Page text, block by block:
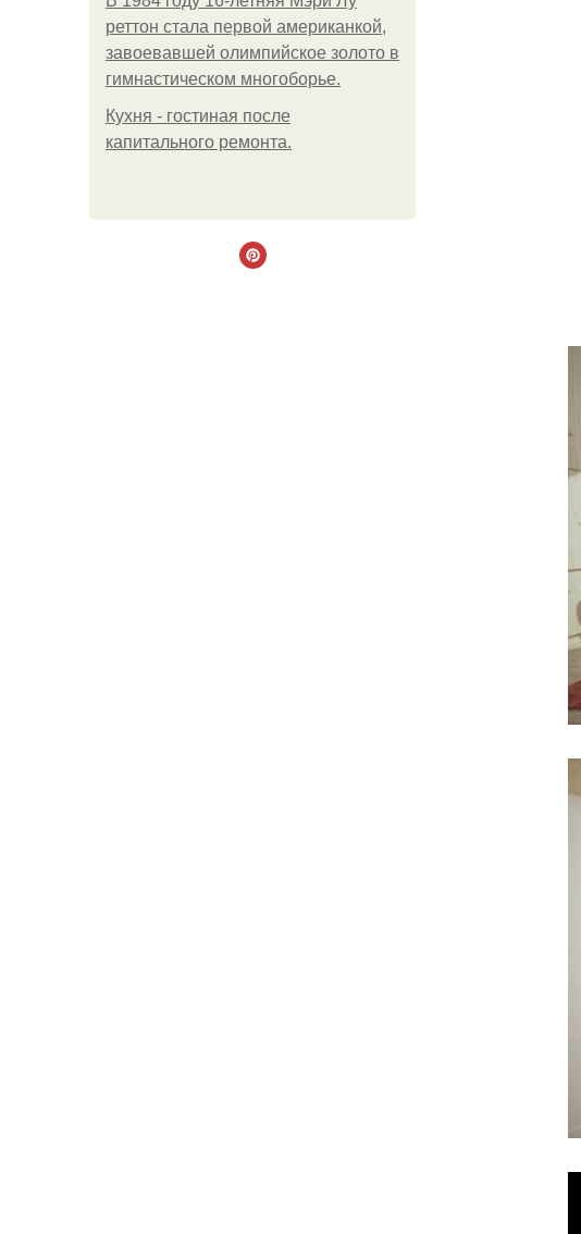
реттон стала первой американкой,
завоевавшей олимпийское золото в
гимнастическом многоборье.
Кухня - гостиная после
капитального ремонта.